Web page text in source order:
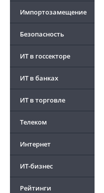
Импортозамещение
Безопасность
ИТ в госсекторе
ИТ в банках
ИТ в торговле
Телеком
Интернет
ИТ-бизнес
Рейтинги